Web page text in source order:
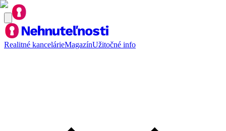
Realitné kancelárieMagazínUžitočné info